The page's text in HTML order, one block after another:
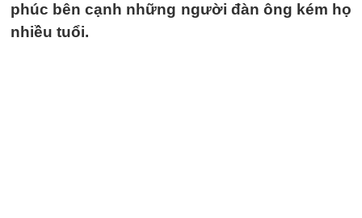
phúc bên cạnh những người đàn ông kém họ
nhiều tuổi.